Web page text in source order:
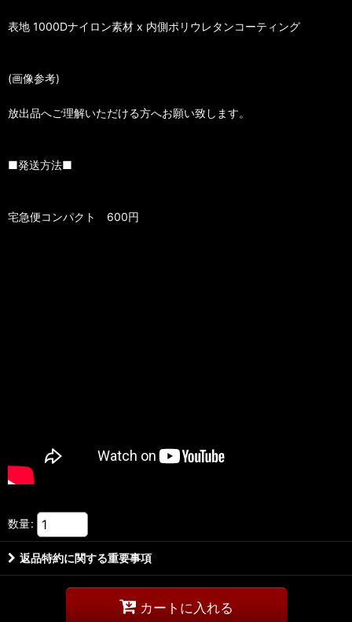
表地 1000Dナイロン素材 x 内側ポリウレタンコーティング
(画像参考)
放出品へご理解いただける方へお願い致します。
■発送方法■
宅急便コンパクト 600円
数量:
返品特約に関する重要事項
カートに入れる